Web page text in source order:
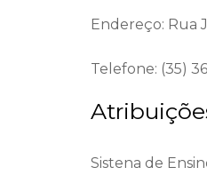
Endereço: Rua
Telefone: (35)
Sistena de